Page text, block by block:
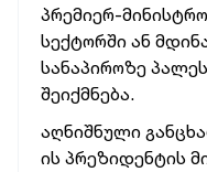
პრემიერ-
სექტორში ან
სანაპიროზე
შეიქმნება.
აღნიშნული
ის პრეზიდენტის